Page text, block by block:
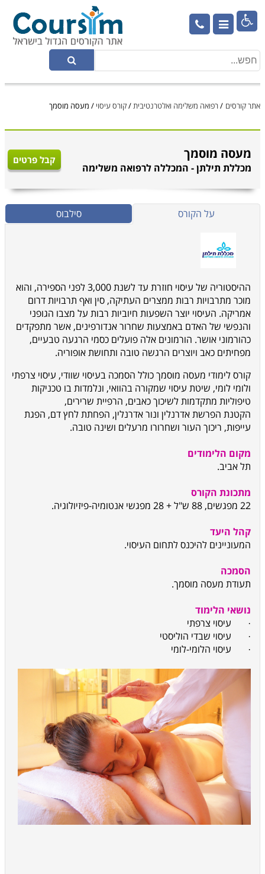

אתר קורסים /רפואה משלימה ואלטרנטיבית/קורס עיסוי / מעסה מוסמך
מעסה מוסמך
מכללת תילתן - המכללה לרפואה משלימה
קבל פרטים
על הקורס סילבוס
ההיסטוריה של עיסוי חוזרת עד לשנת 3,000 לפני הספירה, והוא
מוכר מתרבויות רבות ממצרים העתיקה, סין ואף תרבויות דרום
אמריקה. העיסוי יוצר השפעות חיוביות רבות על מצבו הגופני
והנפשי של האדם באמצעות שחרור אנדורפינים, אשר מתפקדים
כהורמוני אושר. הורמונים אלה פועלים כסמי הרגעה טבעיים,
מפחיתים כאב ויוצרים הרגשה טובה ותחושת אופוריה.
קורס לימודי מעסה מוסמך כולל הסמכה בעיסוי שוודי, עיסוי צרפתי
ולומי לומי, שיטת עיסוי שמקורה בהוואי, ונלמדות בו טכניקות
טיפוליות מתקדמות לשיכוך כאבים, הרפיית שרירים,
הקטנת הפרשת אדרנלין ונור אדרנלין, הפחתת לחץ דם, הפגת
עייפות, ריכוך העור ושחרורו מרעלים ושינה טובה.
מקום הלימודים
תל אביב.
מתכונת הקורס
22 מפגשים, 88 ש"ל + 28 מפגשי אנטומיה-פיזיולוגיה.
קהל היעד
המעוניינים להיכנס לתחום העיסוי.
הסמכה
תעודת מעסה מוסמך.
נושאי הלימוד
·
עיסוי צרפתי
·
עיסוי שבדי הוליסטי
·
עיסוי הלומי-לומי